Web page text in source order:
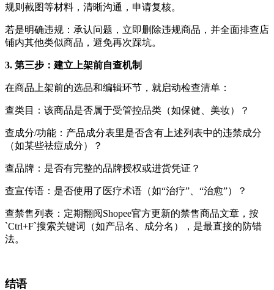
规则截图等材料，清晰沟通，申请复核。
若是明确违规：承认问题，立即删除违规商品，并全面排查店
铺内其他类似商品，避免再次踩坑。
3. 第三步：建立上架前自查机制
在商品上架前的选品和编辑环节，就启动检查清单：
查类目：该商品是否属于受管控品类（如保健、美妆）？
查成分/功能：产品成分表里是否含有上述列表中的违禁成分
（如某些祛痘成分）？
查品牌：是否有完整的品牌授权或进货凭证？
查宣传语：是否使用了医疗术语（如“治疗”、“治愈”）？
查禁售列表：定期翻阅Shopee官方更新的禁售商品文章，按
`Ctrl+F`搜索关键词（如产品名、成分名），是最直接的防错
法。
结语